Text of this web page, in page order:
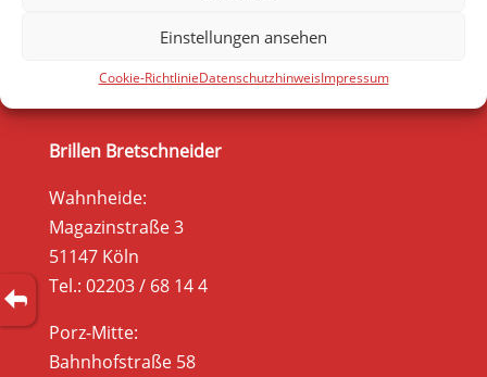
Einstellungen ansehen
Cookie-RichtlinieDatenschutzhinweisImpressum
Brillen Bretschneider
Wahnheide:
Magazinstraße 3
51147 Köln
Tel.: 02203 / 68 14 4
Porz-Mitte:
Bahnhofstraße 58